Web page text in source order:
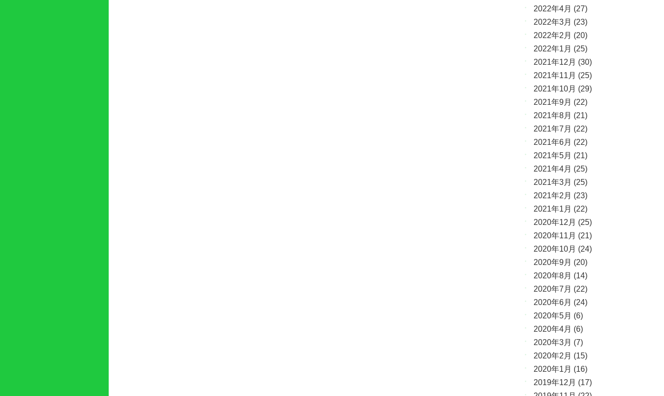
2022年4月 (27)
2022年3月 (23)
2022年2月 (20)
2022年1月 (25)
2021年12月 (30)
2021年11月 (25)
2021年10月 (29)
2021年9月 (22)
2021年8月 (21)
2021年7月 (22)
2021年6月 (22)
2021年5月 (21)
2021年4月 (25)
2021年3月 (25)
2021年2月 (23)
2021年1月 (22)
2020年12月 (25)
2020年11月 (21)
2020年10月 (24)
2020年9月 (20)
2020年8月 (14)
2020年7月 (22)
2020年6月 (24)
2020年5月 (6)
2020年4月 (6)
2020年3月 (7)
2020年2月 (15)
2020年1月 (16)
2019年12月 (17)